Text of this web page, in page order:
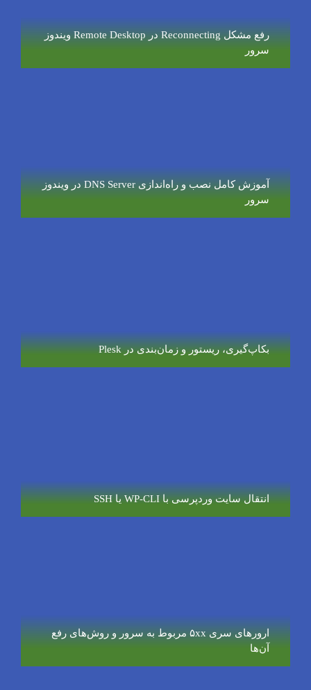
رفع مشکل Reconnecting در Remote Desktop ویندوز
سرور
آموزش کامل نصب و راه‌اندازی DNS Server در ویندوز
سرور
بکاپ‌گیری، ریستور و زمان‌بندی در Plesk
انتقال سایت وردپرسی با WP-CLI یا SSH
ارورهای سری ۵xx مربوط به سرور و روش‌های رفع
آن‌ها